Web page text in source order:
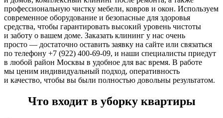
профессиональную чистку мебели, ковров и окон. Используем
современное оборудование и безопасные для здоровья
средства, чтобы гарантировать высокий уровень чистоты
и заботу о вашем доме. Заказать клининг у нас очень
просто — достаточно оставить заявку на сайте или связаться
по телефону +7 (922) 400-69-09, и наши специалисты приедут
в любой район Москвы в удобное для вас время. В работе
мы ценим индивидуальный подход, оперативность
и качество, чтобы вы были полностью довольны результатом.
Что входит в уборку квартиры